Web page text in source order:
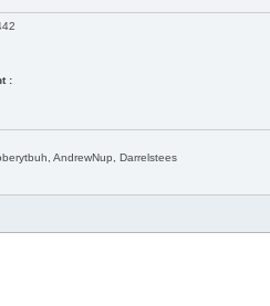
:
AndrewNup, Darrelstees